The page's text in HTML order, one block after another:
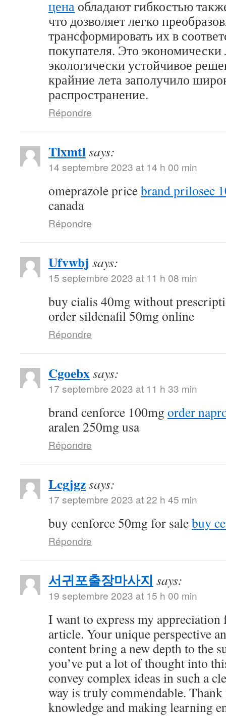
цена обладают гибкостью
что дозволяет легко
трансформировать их в
покупателя. Это
экологически устойчивое
крайние лета заполучило
распространение.
Répondre
Tlxmtlsays:
14 septembre 2023 at 14 h 00 min
omeprazole pricebrand prilosec
canada
Répondre
Ufvwbj says:
15 septembre 2023 at 11 h 08 min
buy cialis 40mg without
order sildenafil 50mg online
Répondre
Cgoebxsays:
17 septembre 2023 at 11 h 33 min
brand cenforce 100mg order
aralen 250mg usa
Répondre
Lcgjgzsays:
17 septembre 2023 at 22 h 45 min
buy cenforce 50mg for salebuy
Répondre
서귀포출장마사지 says:
19 septembre 2023 at 15 h 00 min
I want to express my
article. Your unique perspective
content bring a new depth to the
you’ve put a lot of thought into
convey complex ideas in such a
way is truly commendable.
knowledge and making learning